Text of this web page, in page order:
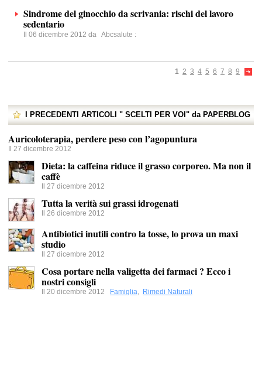
Sindrome del ginocchio da scrivania: rischi del lavoro
sedentario
Il 06 dicembre 2012 da Abcsalute :
1 2 3 4 5 6 7 8 9
I PRECEDENTI ARTICOLI " SCELTI PER VOI" da PAPERBLOG
Auricoloterapia, perdere peso con l’agopuntura
Il 27 dicembre 2012
Dieta: la caffeina riduce il grasso corporeo. Ma non il
caffè
Il 27 dicembre 2012
Tutta la verità sui grassi idrogenati
Il 26 dicembre 2012
Antibiotici inutili contro la tosse, lo prova un maxi
studio
Il 27 dicembre 2012
Cosa portare nella valigetta dei farmaci ? Ecco i
nostri consigli
Il 20 dicembre 2012 Famiglia, Rimedi Naturali